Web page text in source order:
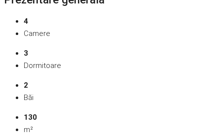
4
Camere
3
Dormitoare
2
Băi
130
m²